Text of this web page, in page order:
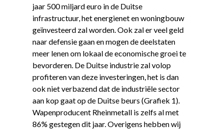
jaar 500 miljard euro in de Duitse
infrastructuur, het energienet en woningbouw
geïnvesteerd zal worden. Ook zal er veel geld
naar defensie gaan en mogen de deelstaten
meer lenen om lokaal de economische groei te
bevorderen. De Duitse industrie zal volop
profiteren van deze investeringen, het is dan
ook niet verbazend dat de industriële sector
aan kop gaat op de Duitse beurs (Grafiek 1).
Wapenproducent Rheinmetall is zelfs al met
86% gestegen dit jaar. Overigens hebben wij